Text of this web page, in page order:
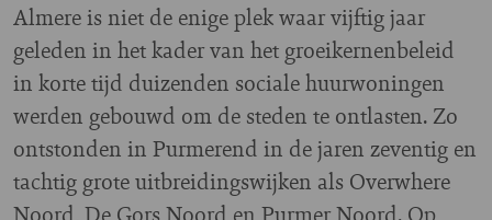
Almere is niet de enige plek waar vijftig jaar
geleden in het kader van het groeikernenbeleid
in korte tijd duizenden sociale huurwoningen
werden gebouwd om de steden te ontlasten. Zo
ontstonden in Purmerend in de jaren zeventig en
tachtig grote uitbreidingswijken als Overwhere